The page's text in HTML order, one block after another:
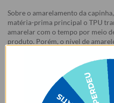
Sobre o amarelamento da
matéria-prima principal o TPU
amarelar com o tempo por meio
produto. Porém, o nível de
estará inserida, pois seja por
reações químicas adversas,
produto pode vir a acontecer.